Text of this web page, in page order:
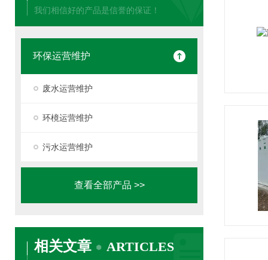
我们相信好的产品是信誉的保证！
环保运营维护
废水运营维护
环樈运营维护
污水运营维护
查看全部产品 >>
相关文章 ARTICLES